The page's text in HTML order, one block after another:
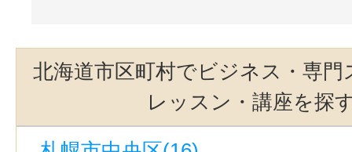
北海道市区町村でビジネス・専
レッスン・講座を探